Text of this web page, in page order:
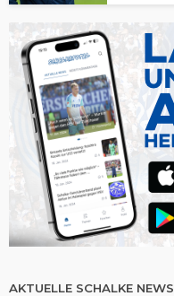
AKTUELLE SCHALKE NEWS